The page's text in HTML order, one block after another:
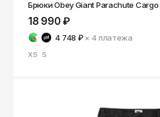
Брюки Obey Giant Parachute Cargo
18 990 ₽
4 748 ₽ × 4платежа
XS S